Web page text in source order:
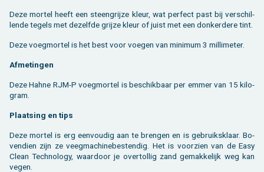
Deze mor­tel heeft een steen­grij­ze kleur, wat per­fect past bij ver­schil­
len­de te­gels met de­zelf­de grij­ze kleur of juist met een don­ker­de­re tint.
Deze voeg­mor­tel is het best voor voe­gen van mi­ni­mum 3 mil­li­me­ter.
Af­me­tin­gen
Deze Hahne RJM-P voeg­mor­tel is be­schik­baar per emmer van 15 ki­lo­
gram.
Plaat­sing en tips
Deze mor­tel is erg een­vou­dig aan te bren­gen en is ge­bruiks­klaar. Bo­
ven­dien zijn ze veeg­ma­chi­ne­besten­dig. Het is voor­zien van de Easy
Clean Tech­no­lo­gy, waar­door je over­tol­lig zand ge­mak­ke­lijk weg kan
vegen.